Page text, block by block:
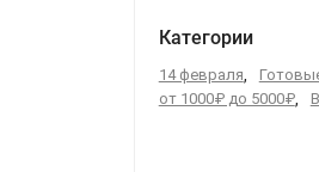
Категории
14 февраля,
от 1000₽ до 5000₽,